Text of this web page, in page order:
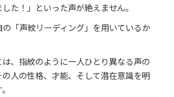
た！」といった声が絶えません。
「声紋リーディング」を用いているか
、指紋のように一人ひとり異なる声の
人の性格、才能、そして潜在意識を明